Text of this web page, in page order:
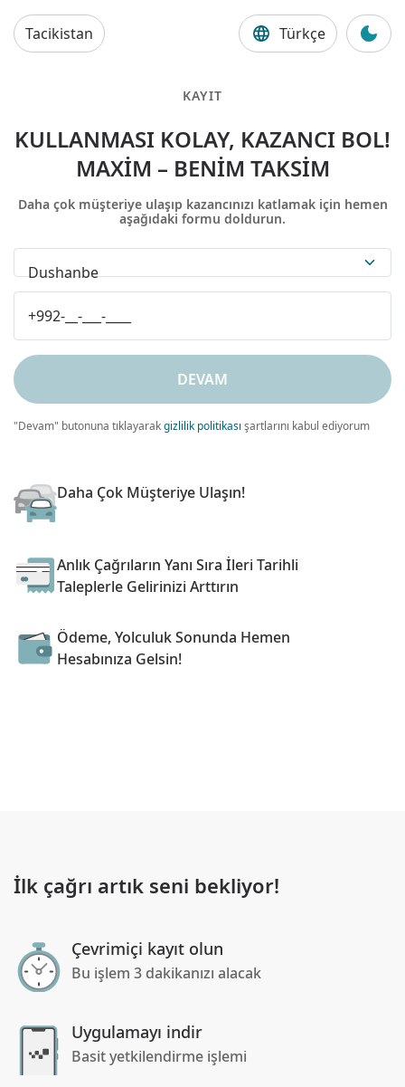
Tacikistan Türkçe
KAYIT
KULLANMASI KOLAY, KAZANCI BOL!
MAXIM – BENIM TAKSIM
Daha çok müşteriye ulaşıp kazancınızı katlamak için hemen
aşağıdaki formu doldurun.
Dushanbe
DEVAM
"Devam" butonuna tıklayarakgizlilik politikası şartlarını kabul ediyorum
Daha Çok Müşteriye Ulaşın!
Anlık Çağrıların Yanı Sıra İleri Tarihli
Taleplerle Gelirinizi Arttırın
Ödeme, Yolculuk Sonunda Hemen
Hesabınıza Gelsin!
İlk çağrı artık seni bekliyor!
Çevrimiçi kayıt olun
Bu işlem 3 dakikanızı alacak
Uygulamayı indir
Basit yetkilendirme işlemi